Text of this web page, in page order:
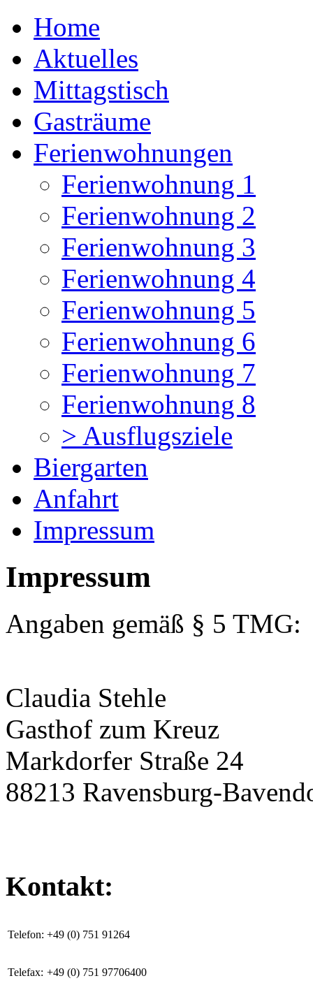
Home
Aktuelles
Mittagstisch
Gasträume
Ferienwohnungen
Ferienwohnung 1
Ferienwohnung 2
Ferienwohnung 3
Ferienwohnung 4
Ferienwohnung 5
Ferienwohnung 6
Ferienwohnung 7
Ferienwohnung 8
> Ausflugsziele
Biergarten
Anfahrt
Impressum
Impressum
Angaben gemäß § 5 TMG:
Claudia Stehle
Gasthof zum Kreuz
Markdorfer Straße 24
88213 Ravensburg-
Kontakt:
Telefon: +49 (0) 751 91264
Telefax: +49 (0) 751 97706400